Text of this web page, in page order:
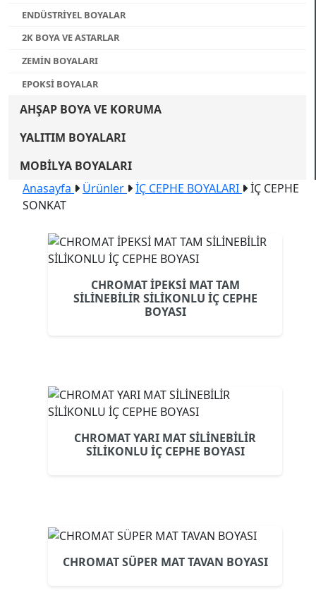
ENDÜSTRİYEL BOYALAR
2K BOYA VE ASTARLAR
ZEMİN BOYALARI
EPOKSİ BOYALAR
AHŞAP BOYA VE KORUMA
YALITIM BOYALARI
MOBİLYA BOYALARI
Anasayfa
Ürünler İÇ CEPHE BOYALARI
İÇ CEPHE
SONKAT
CHROMAT İPEKSİ MAT TAM
SİLİNEBİLİR SİLİKONLU İÇ CEPHE
BOYASI
CHROMAT YARI MAT SİLİNEBİLİR
SİLİKONLU İÇ CEPHE BOYASI
CHROMAT SÜPER MAT TAVAN BOYASI